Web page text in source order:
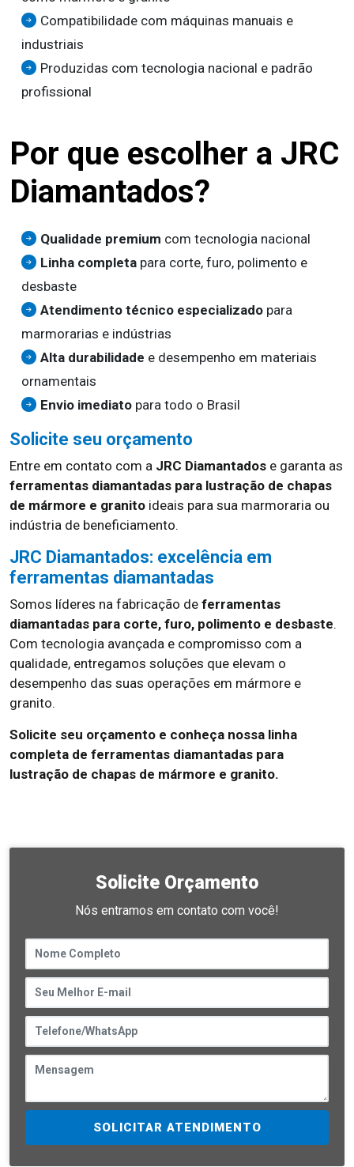
Compatibilidade com máquinas manuais e
industriais
Produzidas com tecnologia nacional e padrão
profissional
Por que escolher a JRC
Diamantados?
Qualidade premium com tecnologia nacional
Linha completa para corte, furo, polimento e
desbaste
Atendimento técnico especializado para
marmorarias e indústrias
Alta durabilidade e desempenho em materiais
ornamentais
Envio imediato para todo o Brasil
Solicite seu orçamento
Entre em contato com a JRC Diamantados e garanta as
ferramentas diamantadas para lustração de chapas
de mármore e granito ideais para sua marmoraria ou
indústria de beneficiamento.
JRC Diamantados: excelência em
ferramentas diamantadas
Somos líderes na fabricação de ferramentas
diamantadas para corte, furo, polimento e desbaste.
Com tecnologia avançada e compromisso com a
qualidade, entregamos soluções que elevam o
desempenho das suas operações em mármore e
granito.
Solicite seu orçamento e conheça nossa linha
completa de ferramentas diamantadas para
lustração de chapas de mármore e granito.
Solicite Orçamento
Nós entramos em contato com você!
SOLICITAR ATENDIMENTO